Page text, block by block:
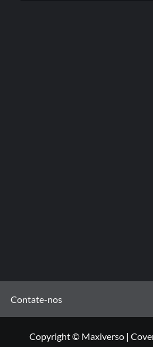
Contate-nos
Copyright © Maxiverso |